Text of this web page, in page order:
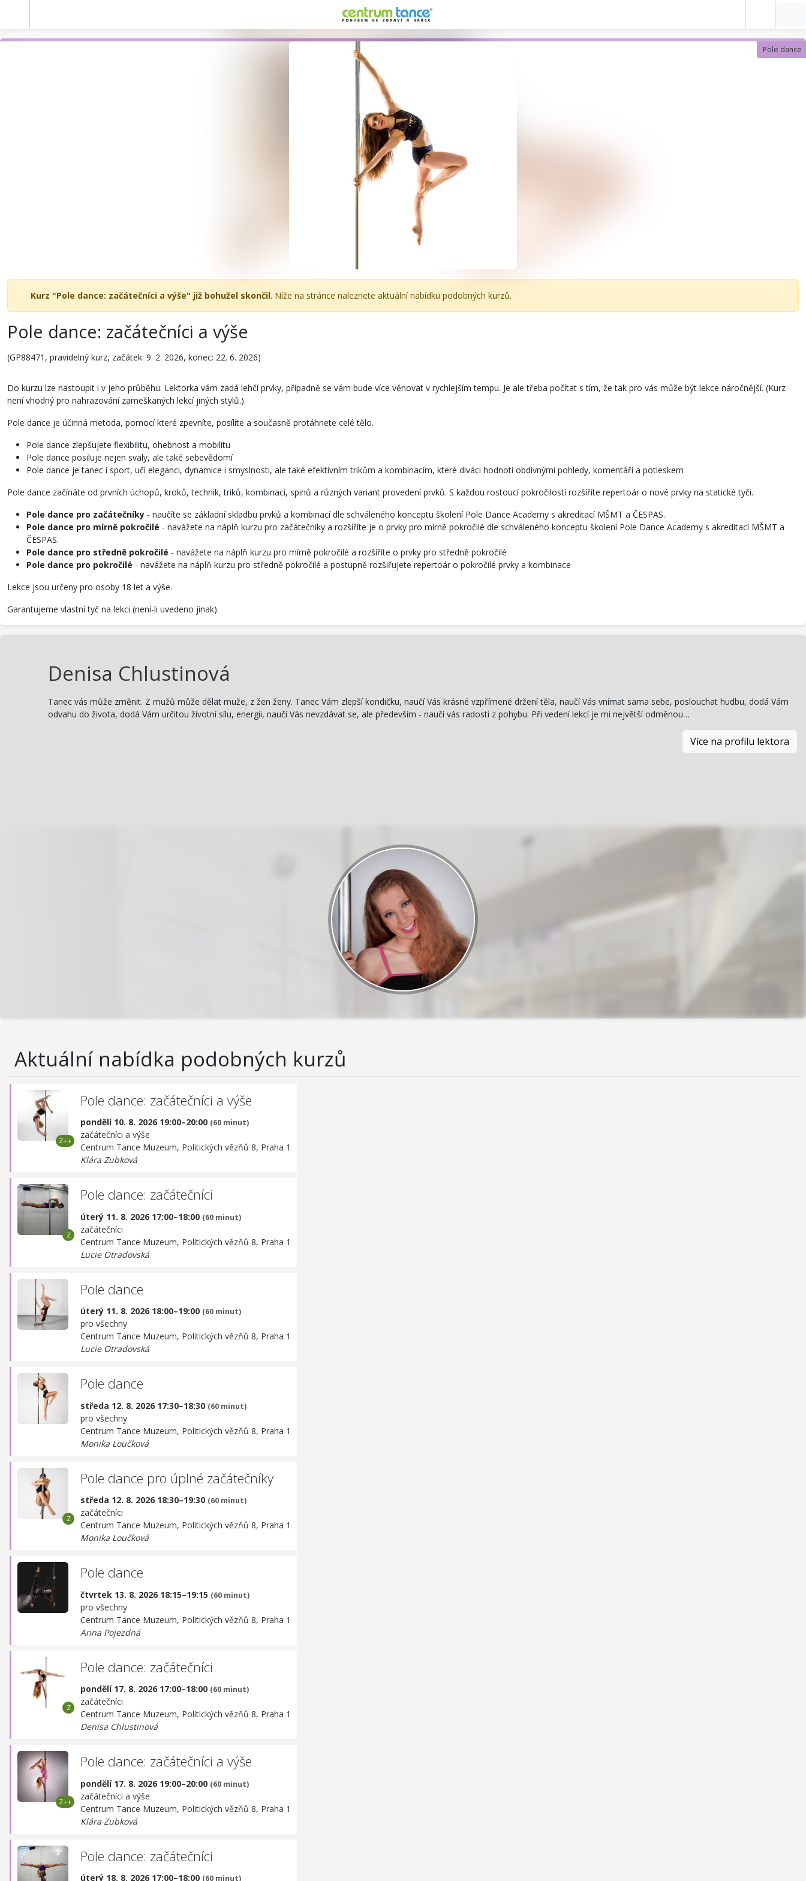
Pole dance
Kurz "Pole dance: začátečníci a výše" již bohužel skončil. Níže na stránce naleznete aktuální nabídku podobných kurzů.
Pole dance: začátečníci a výše
(GP88471, pravidelný kurz, začátek: 9. 2. 2026, konec: 22. 6. 2026)
Do kurzu lze nastoupit i v jeho průběhu. Lektorka vám zadá lehčí prvky, případně se vám bude více věnovat v rychlejším tempu. Je ale třeba počítat s tím, že tak pro vás může být lekce náročnější. (Kurz
není vhodný pro nahrazování zameškaných lekcí jiných stylů.)
Pole dance je účinná metoda, pomocí které zpevníte, posílíte a současně protáhnete celé tělo.
Pole dance zlepšujete flexibilitu, ohebnost a mobilitu
Pole dance posiluje nejen svaly, ale také sebevědomí
Pole dance je tanec i sport, učí eleganci, dynamice i smyslnosti, ale také efektivním trikům a kombinacím, které diváci hodnotí obdivnými pohledy, komentáři a potleskem
Pole dance začínáte od prvních úchopů, kroků, technik, triků, kombinací, spinů a různých variant provedení prvků. S každou rostoucí pokročilostí rozšíříte repertoár o nové prvky na statické tyči.
Pole dance pro začátečníky - naučíte se základní skladbu prvků a kombinací dle schváleného konceptu školení Pole Dance Academy s akreditací MŠMT a ČESPAS.
Pole dance pro mírně pokročilé - navážete na náplň kurzu pro začátečníky a rozšíříte je o prvky pro mírně pokročilé dle schváleného konceptu školení Pole Dance Academy s akreditací MŠMT a
ČESPAS.
Pole dance pro středně pokročilé - navážete na náplň kurzu pro mírně pokročilé a rozšíříte o prvky pro středně pokročilé
Pole dance pro pokročilé - navážete na náplň kurzu pro středně pokročilé a postupně rozšiřujete repertoár o pokročilé prvky a kombinace
Lekce jsou určeny pro osoby 18 let a výše.
Garantujeme vlastní tyč na lekci (není-li uvedeno jinak).
Denisa Chlustinová
Tanec vás může změnit. Z mužů může dělat muže, z žen ženy. Tanec Vám zlepší kondičku, naučí Vás krásné vzpřímené držení těla, naučí Vás vnímat sama sebe, poslouchat hudbu, dodá Vám
odvahu do života, dodá Vám určitou životní sílu, energii, naučí Vás nevzdávat se, ale především - naučí vás radosti z pohybu. Při vedení lekcí je mi největší odměnou…
Více na profilu lektora
Aktuální nabídka podobných kurzů
Pole dance: začátečníci a výše
pondělí 10. 8. 2026 19:00–20:00 (60 minut)
začátečníci a výše
Centrum Tance Muzeum, Politických vězňů 8, Praha 1
Klára Zubková
Pole dance: začátečníci
úterý 11. 8. 2026 17:00–18:00 (60 minut)
začátečníci
Centrum Tance Muzeum, Politických vězňů 8, Praha 1
Lucie Otradovská
Pole dance
úterý 11. 8. 2026 18:00–19:00 (60 minut)
pro všechny
Centrum Tance Muzeum, Politických vězňů 8, Praha 1
Lucie Otradovská
Pole dance
středa 12. 8. 2026 17:30–18:30 (60 minut)
pro všechny
Centrum Tance Muzeum, Politických vězňů 8, Praha 1
Monika Loučková
Pole dance pro úplné začátečníky
středa 12. 8. 2026 18:30–19:30 (60 minut)
začátečníci
Centrum Tance Muzeum, Politických vězňů 8, Praha 1
Monika Loučková
Pole dance
čtvrtek 13. 8. 2026 18:15–19:15 (60 minut)
pro všechny
Centrum Tance Muzeum, Politických vězňů 8, Praha 1
Anna Pojezdná
Pole dance: začátečníci
pondělí 17. 8. 2026 17:00–18:00 (60 minut)
začátečníci
Centrum Tance Muzeum, Politických vězňů 8, Praha 1
Denisa Chlustinová
Pole dance: začátečníci a výše
pondělí 17. 8. 2026 19:00–20:00 (60 minut)
začátečníci a výše
Centrum Tance Muzeum, Politických vězňů 8, Praha 1
Klára Zubková
Pole dance: začátečníci
úterý 18. 8. 2026 17:00–18:00 (60 minut)